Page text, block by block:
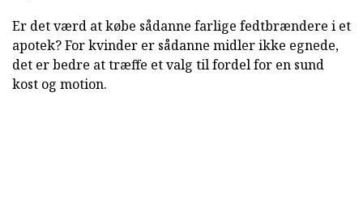
Er det værd at købe sådanne farlige fedtbrændere i et
apotek? For kvinder er sådanne midler ikke egnede,
det er bedre at træffe et valg til fordel for en sund
kost og motion.